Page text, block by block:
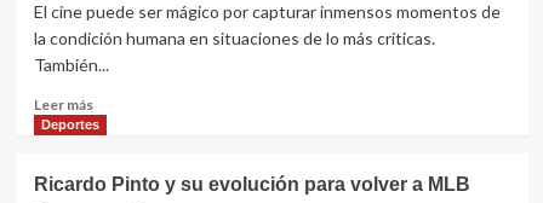
Así reaccionó Keith Urban al
enterarse de que Nicole Kidman
El cine puede ser mágico por capturar inmensos momentos de
la condición humana en situaciones de lo más críticas.
También...
Leer másLeer
más
a
Deportes
Ricardo Pinto y su evolución para volver a MLB